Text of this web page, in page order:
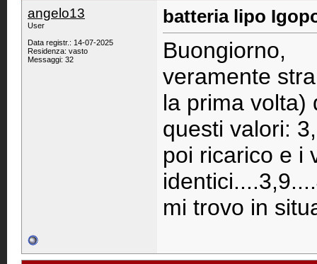
angelo13
User
Data registr.: 14-07-2025
Residenza: vasto
Messaggi: 32
batteria lipo
Buongiorno,
veramente
la prima volta)
questi valori:
poi ricarico e i
mi trovo in